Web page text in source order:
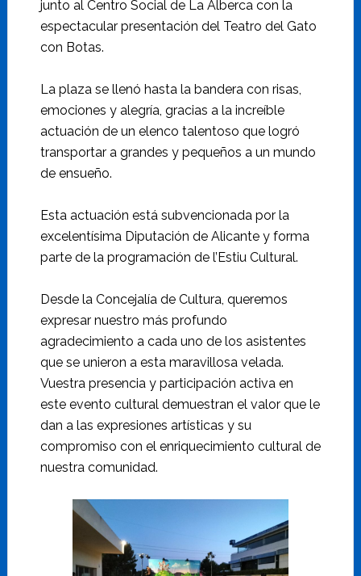
junto al Centro Social de La Alberca con la
espectacular presentación del Teatro del Gato
con Botas.
La plaza se llenó hasta la bandera con risas,
emociones y alegría, gracias a la increíble
actuación de un elenco talentoso que logró
transportar a grandes y pequeños a un mundo
de ensueño.
Esta actuación está subvencionada por la
excelentísima Diputación de Alicante y forma
parte de la programación de l’Estiu Cultural.
Desde la Concejalía de Cultura, queremos
expresar nuestro más profundo
agradecimiento a cada uno de los asistentes
que se unieron a esta maravillosa velada.
Vuestra presencia y participación activa en
este evento cultural demuestran el valor que le
dan a las expresiones artísticas y su
compromiso con el enriquecimiento cultural de
nuestra comunidad.